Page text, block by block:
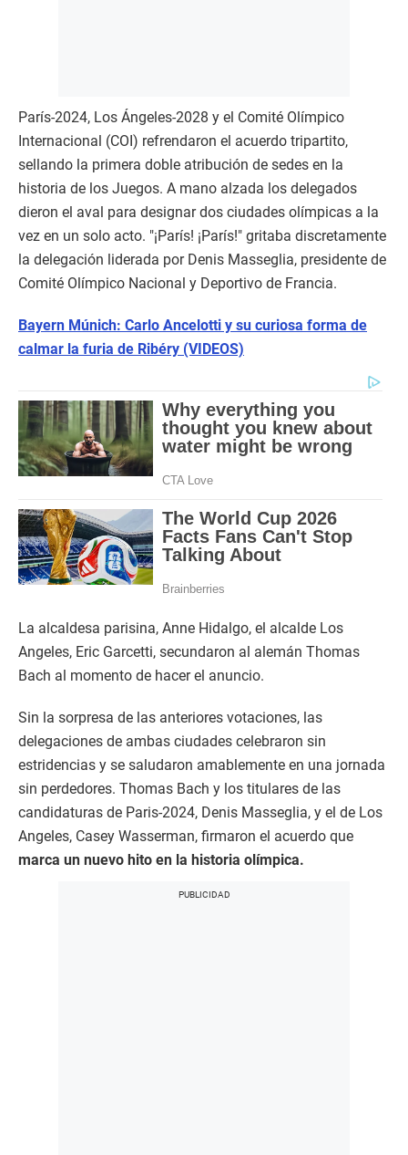
París-2024, Los Ángeles-2028 y el Comité Olímpico
Internacional (COI) refrendaron el acuerdo tripartito,
sellando la primera doble atribución de sedes en la
historia de los Juegos. A mano alzada los delegados
dieron el aval para designar dos ciudades olímpicas a la
vez en un solo acto. "¡París! ¡París!" gritaba discretamente
la delegación liderada por Denis Masseglia, presidente de
Comité Olímpico Nacional y Deportivo de Francia.
Bayern Múnich: Carlo Ancelotti y su curiosa forma de
calmar la furia de Ribéry (VIDEOS)
La alcaldesa parisina, Anne Hidalgo, el alcalde Los
Angeles, Eric Garcetti, secundaron al alemán Thomas
Bach al momento de hacer el anuncio.
Sin la sorpresa de las anteriores votaciones, las
delegaciones de ambas ciudades celebraron sin
estridencias y se saludaron amablemente en una jornada
sin perdedores. Thomas Bach y los titulares de las
candidaturas de Paris-2024, Denis Masseglia, y el de Los
Angeles, Casey Wasserman, firmaron el acuerdo que
marca un nuevo hito en la historia olímpica.